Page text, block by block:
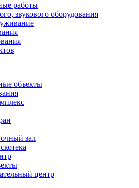
работы
звукового оборудования
объекты
зал
центр